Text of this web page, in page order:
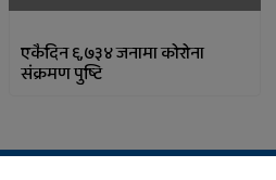
एकैदिन ६,७३४ जनामा कोरोना
संक्रमण पुष्टि